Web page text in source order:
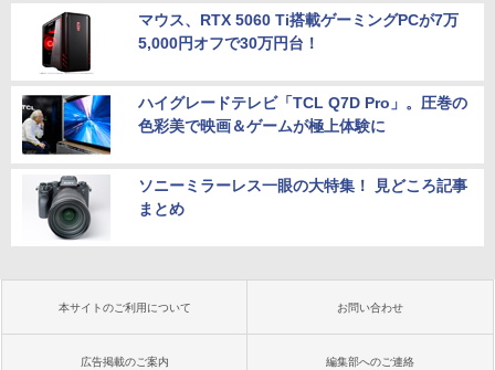
マウス、RTX 5060 Ti搭載ゲーミングPCが7万
5,000円オフで30万円台！
ハイグレードテレビ「TCL Q7D Pro」。圧巻の
色彩美で映画＆ゲームが極上体験に
ソニーミラーレス一眼の大特集！ 見どころ記事
まとめ
本サイトのご利用について お問い合わせ
広告掲載のご案内 編集部へのご連絡